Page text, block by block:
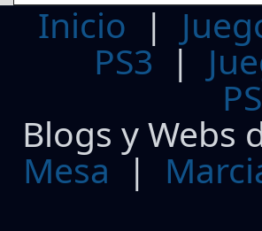
Inicio |
PS3|
Blogs y Webs
Mesa |